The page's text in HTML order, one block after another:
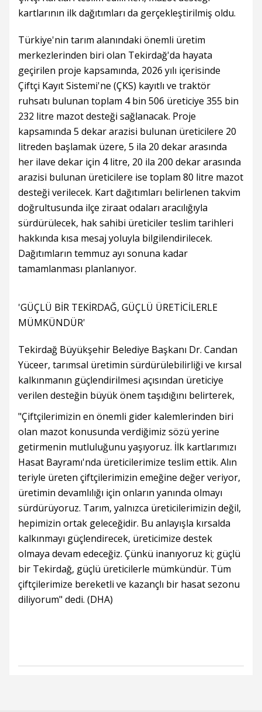
kartlarının ilk dağıtımları da gerçekleştirilmiş oldu.
Türkiye'nin tarım alanındaki önemli üretim
merkezlerinden biri olan Tekirdağ'da hayata
geçirilen proje kapsamında, 2026 yılı içerisinde
Çiftçi Kayıt Sistemi'ne (ÇKS) kayıtlı ve traktör
ruhsatı bulunan toplam 4 bin 506 üreticiye 355 bin
232 litre mazot desteği sağlanacak. Proje
kapsamında 5 dekar arazisi bulunan üreticilere 20
litreden başlamak üzere, 5 ila 20 dekar arasında
her ilave dekar için 4 litre, 20 ila 200 dekar arasında
arazisi bulunan üreticilere ise toplam 80 litre mazot
desteği verilecek. Kart dağıtımları belirlenen takvim
doğrultusunda ilçe ziraat odaları aracılığıyla
sürdürülecek, hak sahibi üreticiler teslim tarihleri
hakkında kısa mesaj yoluyla bilgilendirilecek.
Dağıtımların temmuz ayı sonuna kadar
tamamlanması planlanıyor.
'GÜÇLÜ BİR TEKİRDAĞ, GÜÇLÜ ÜRETİCİLERLE
MÜMKÜNDÜR'
Tekirdağ Büyükşehir Belediye Başkanı Dr. Candan
Yüceer, tarımsal üretimin sürdürülebilirliği ve kırsal
kalkınmanın güçlendirilmesi açısından üreticiye
verilen desteğin büyük önem taşıdığını belirterek,
"Çiftçilerimizin en önemli gider kalemlerinden biri
olan mazot konusunda verdiğimiz sözü yerine
getirmenin mutluluğunu yaşıyoruz. İlk kartlarımızı
Hasat Bayramı'nda üreticilerimize teslim ettik. Alın
teriyle üreten çiftçilerimizin emeğine değer veriyor,
üretimin devamlılığı için onların yanında olmayı
sürdürüyoruz. Tarım, yalnızca üreticilerimizin değil,
hepimizin ortak geleceğidir. Bu anlayışla kırsalda
kalkınmayı güçlendirecek, üreticimize destek
olmaya devam edeceğiz. Çünkü inanıyoruz ki; güçlü
bir Tekirdağ, güçlü üreticilerle mümkündür. Tüm
çiftçilerimize bereketli ve kazançlı bir hasat sezonu
diliyorum" dedi. (DHA)